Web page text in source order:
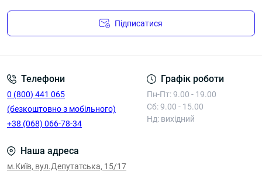
Підписатися
Телефони
0 (800) 441 065
(безкоштовно з мобільного)
+38 (068) 066-78-34
Графік роботи
Пн-Пт: 9.00 - 19.00
Сб: 9.00 - 15.00
Нд: вихідний
Наша адреса
м.Київ, вул.Депутатська, 15/17